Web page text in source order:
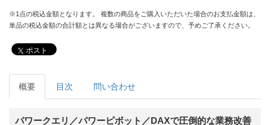
※1点の税込金額となります。 複数の商品をご購入いただいた場合のお支払金額は、
単品の税込金額の合計額とは異なる場合がございますので、予めご了承ください。
ポスト
概要 目次 問い合わせ
パワークエリ／パワーピボット／DAXで圧倒的な業務改善